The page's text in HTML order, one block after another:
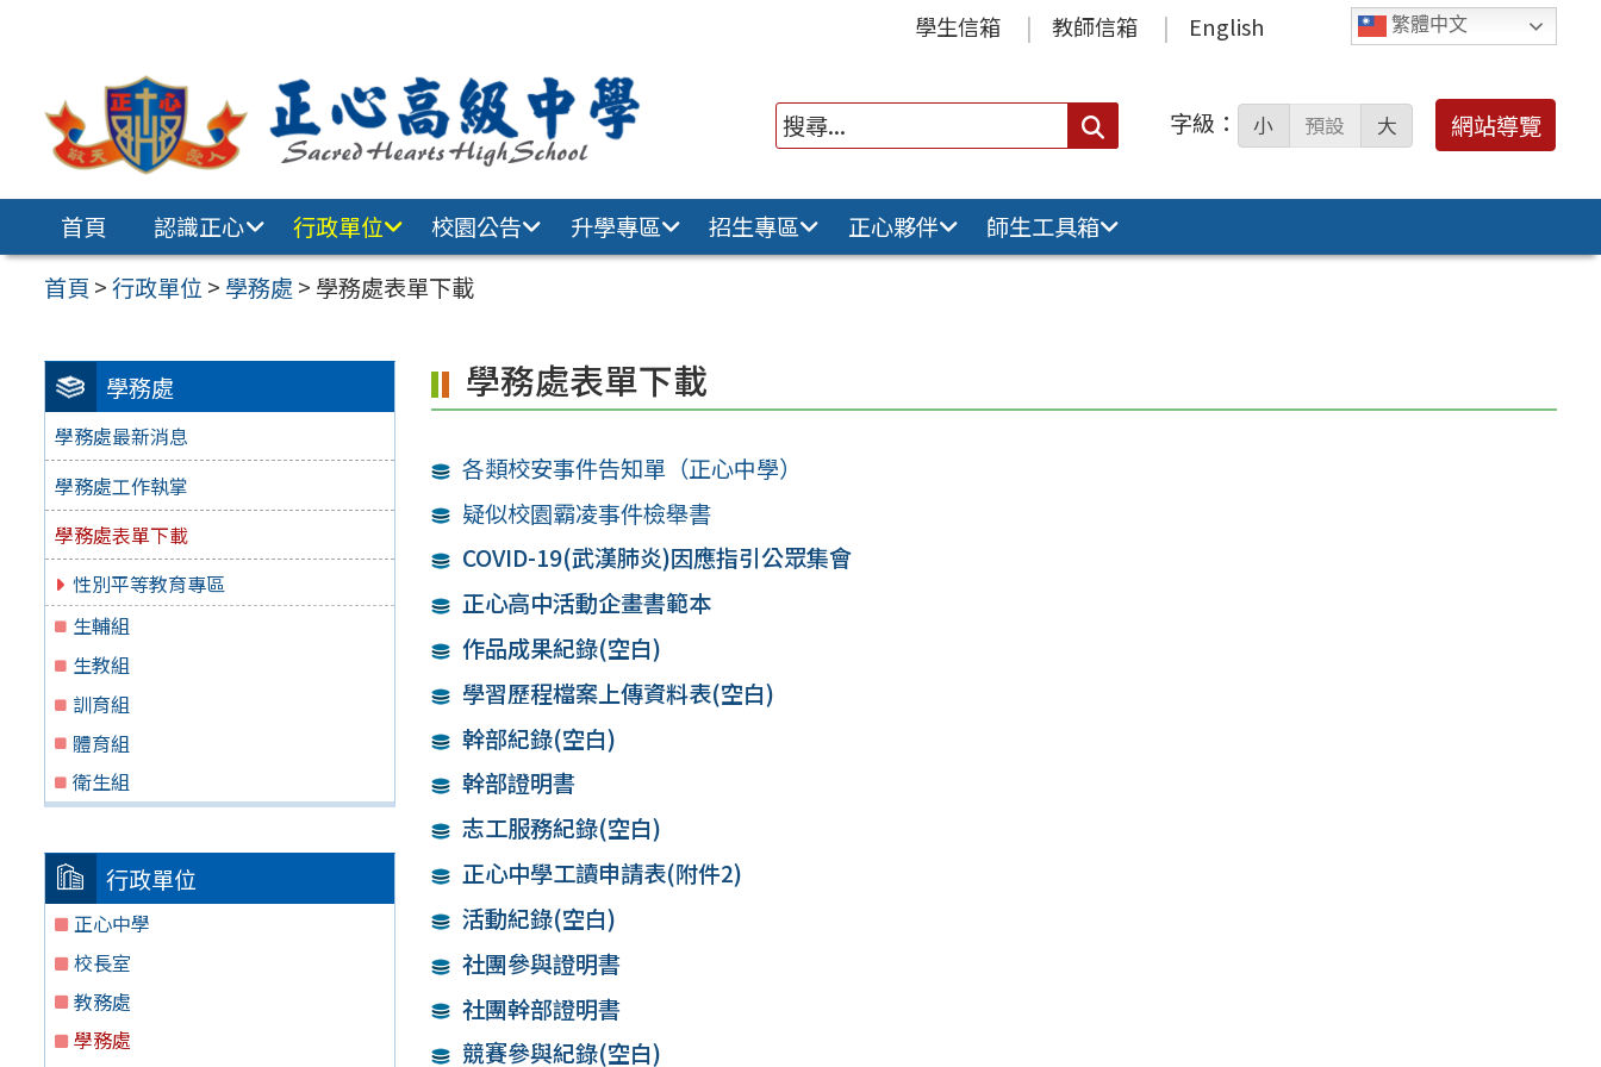
繁體中文
學生信箱 教師信箱 English
搜
字級： 小 預設 大 網站導覽
首頁 認識正心 行政單位 校園公告 升學專區 招生專區 正心夥伴
師生工具箱
首頁 >行政單位 > 學務處 > 學務處表單下載
學務處
學務處最新消息
學務處工作執掌
學務處表單下載
性別平等教育專區
生輔組
生教組
訓育組
體育組
衛生組
行政單位
正心中學
校長室
教務處
學務處
學務處表單下載
各類校安事件告知單（正心中學）
疑似校園霸凌事件檢舉書
COVID-19(武漢肺炎)因應指引公眾集會
正心高中活動企畫書範本
作品成果紀錄(空白)
學習歷程檔案上傳資料表(空白)
幹部紀錄(空白)
幹部證明書
志工服務紀錄(空白)
正心中學工讀申請表(附件2)
活動紀錄(空白)
社團參與證明書
社團幹部證明書
競賽參與紀錄(空白)